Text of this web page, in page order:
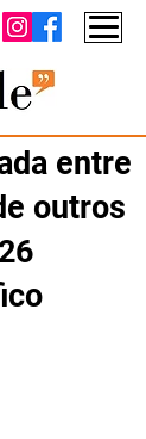
entre
outros